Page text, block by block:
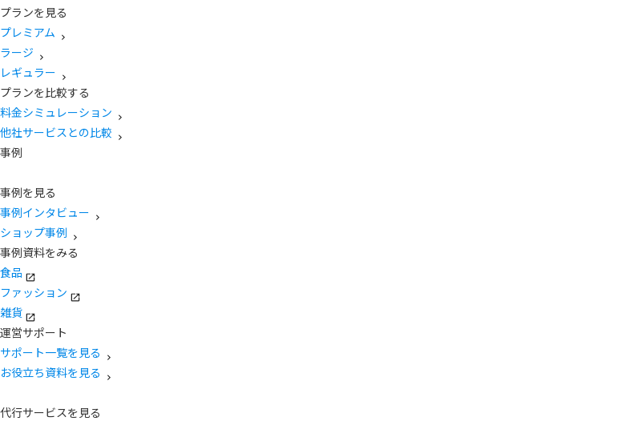
プランを見る
プレミアム
ラージ
レギュラー
プランを比較する
料金シミュレーション
他社サービスとの比較
事例
事例を見る
事例インタビュー
ショップ事例
事例資料をみる
食品
ファッション
雑貨
運営サポート
サポート一覧を見る
お役立ち資料を見る
代行サービスを見る